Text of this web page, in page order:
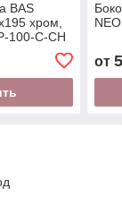
BAS
хром,
100-C-CH
от